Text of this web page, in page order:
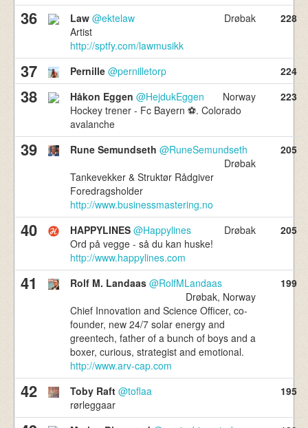
36 Law @ektelaw
Drøbak
Artist
http://sptfy.com/lawmusikk
228
37 Pernille @pernilletorp 224
38 Håkon Eggen @HejdukEggen
Norway
Hockey trener - Fc Bayern ⚽️. Colorado
avalanche
223
39 Rune Semundseth @RuneSemundseth
Drøbak
Tankevekker & Struktør Rådgiver
Foredragsholder
http://www.businessmastering.no
205
40 HAPPYLINES @Happylines
Drøbak
Ord på vegge - så du kan huske!
http://www.happylines.com
205
41 Rolf M. Landaas @RolfMLandaas
Drøbak, Norway
Chief Innovation and Science Officer, co-
founder, new 24/7 solar energy and
greentech, father of a bunch of boys and a
boxer, curious, strategist and emotional.
http://www.arv-cap.com
199
42 Toby Raft @toflaa
rørleggaar
195